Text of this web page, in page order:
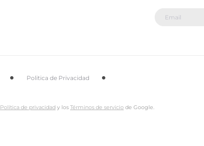
Politica de Privacidad
Política de privacidad y los Términos de servicio de Google.